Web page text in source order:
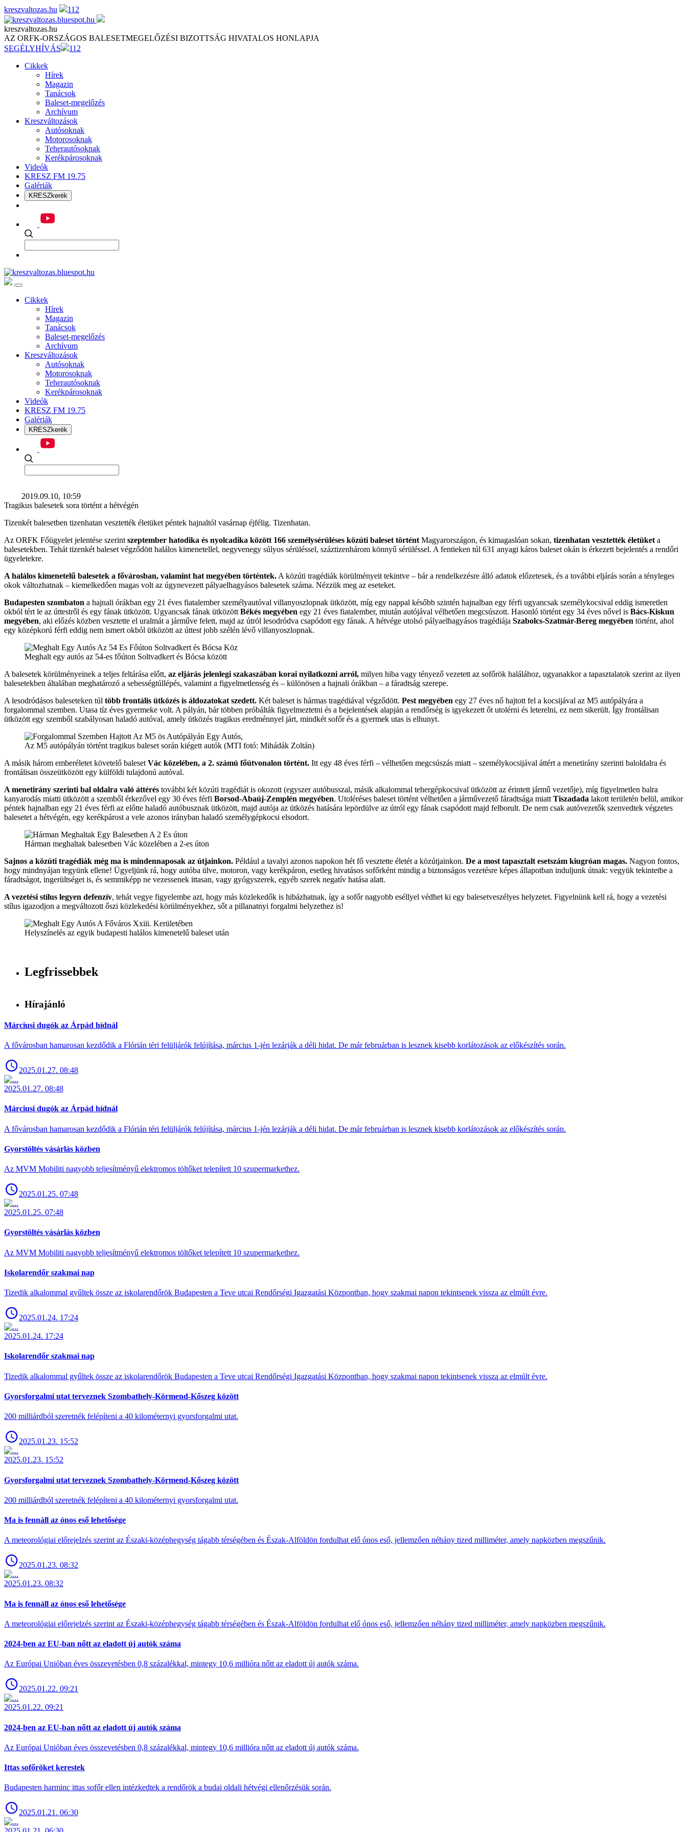
Skip
to
content
kreszvaltozas.hu 112
kreszvaltozas.hu
AZ ORFK-ORSZÁGOS BALESETMEGELŐZÉSI BIZOTTSÁG HIVATALOS HONLAPJA
SEGÉLYHÍVÁS
112
Cikkek
Hírek
Magazin
Tanácsok
Baleset-megelőzés
Archívum
Kreszváltozások
Autósoknak
Motorosoknak
Teherautósoknak
Kerékpárosoknak
Videók
KRESZ FM 19.75
Galériák
KRESZkerék
Cikkek
Hírek
Magazin
Tanácsok
Baleset-megelőzés
Archívum
Kreszváltozások
Autósoknak
Motorosoknak
Teherautósoknak
Kerékpárosoknak
Videók
KRESZ FM 19.75
Galériák
KRESZkerék
2019.09.10, 10:59
Tragikus balesetek sora történt a hétvégén
Tizenkét balesetben tizenhatan vesztették életüket péntek hajnaltól vasárnap éjfélig. Tizenhatan.
Az ORFK Főügyelet jelentése szerint szeptember hatodika és nyolcadika között 166 személysérüléses közúti baleset történt Magyarországon, és kimagaslóan sokan, tizenhatan vesztették életüket a
balesetekben. Tehát tizenkét baleset végződött halálos kimenetellel, negyvenegy súlyos sérüléssel, száztizenhárom könnyű sérüléssel. A fentieken túl 631 anyagi káros baleset okán is érkezett bejelentés a rendőri
ügyeletekre.
A halálos kimenetelű balesetek a fővárosban, valamint hat megyében történtek. A közúti tragédiák körülményeit tekintve – bár a rendelkezésre álló adatok előzetesek, és a további eljárás során a tényleges
okok változhatnak – kiemelkedően magas volt az úgynevezett pályaelhagyásos balesetek száma. Nézzük meg az eseteket.
Budapesten szombaton a hajnali órákban egy 21 éves fiatalember személyautóval villanyoszlopnak ütközött, míg egy nappal később szintén hajnalban egy férfi ugyancsak személykocsival eddig ismeretlen
okból tért le az úttestről és egy fának ütközött. Ugyancsak fának ütközött Békés megyében egy 21 éves fiatalember, miután autójával vélhetően megcsúszott. Hasonló történt egy 34 éves nővel is Bács-Kiskun
megyében, aki előzés közben vesztette el uralmát a járműve felett, majd az útról lesodródva csapódott egy fának. A hétvége utolsó pályaelhagyásos tragédiája Szabolcs-Szatmár-Bereg megyében történt, ahol
egy középkorú férfi eddig nem ismert okból ütközött az úttest jobb szélén lévő villanyoszlopnak.
Meghalt egy autós az 54-es főúton Soltvadkert és Bócsa között
A balesetek körülményeinek a teljes feltárása előtt, az eljárás jelenlegi szakaszában korai nyilatkozni arról, milyen hiba vagy tényező vezetett az sofőrök halálához, ugyanakkor a tapasztalatok szerint az ilyen
balesetekben általában meghatározó a sebességtúllépés, valamint a figyelmetlenség és – különösen a hajnali órákban – a fáradtság szerepe.
A lesodródásos baleseteken túl több frontális ütközés is áldozatokat szedett. Két baleset is hármas tragédiával végződött. Pest megyében egy 27 éves nő hajtott fel a kocsijával az M5 autópályára a
forgalommal szemben. Utasa tíz éves gyermeke volt. A pályán, bár többen próbálták figyelmeztetni és a bejelentések alapján a rendőrség is igyekezett őt utolérni és leterelni, ez nem sikerült. Így frontálisan
ütközött egy szemből szabályosan haladó autóval, amely ütközés tragikus eredménnyel járt, mindkét sofőr és a gyermek utas is elhunyt.
Az M5 autópályán történt tragikus baleset során kiégett autók (MTI fotó: Mihádák Zoltán)
A másik három emberéletet követelő baleset Vác közelében, a 2. számú főútvonalon történt. Itt egy 48 éves férfi – vélhetően megcsúszás miatt – személykocsijával áttért a menetirány szerinti baloldalra és
frontálisan összeütközött egy külföldi tulajdonú autóval.
A menetirány szerinti bal oldalra való áttérés további két közúti tragédiát is okozott (egyszer autóbusszal, másik alkalommal tehergépkocsival ütközött az érintett jármű vezetője), míg figyelmetlen balra
kanyarodás miatti ütközött a szemből érkezővel egy 30 éves férfi Borsod-Abaúj-Zemplén megyében. Utoléréses baleset történt vélhetően a járművezető fáradtsága miatt Tiszadada lakott területén belül, amikor
péntek hajnalban egy 21 éves férfi az előtte haladó autóbusznak ütközött, majd autója az ütközés hatására lepördülve az útról egy fának csapódott majd felborult. De nem csak autóvezetők szenvedtek végzetes
balesetet a hétvégén, egy kerékpárost a vele azonos irányban haladó személygépkocsi elsodort.
Hárman meghaltak balesetben Vác közelében a 2-es úton
Sajnos a közúti tragédiák még ma is mindennaposak az útjainkon. Például a tavalyi azonos napokon hét fő vesztette életét a közútjainkon. De a most tapasztalt esetszám kiugróan magas. Nagyon fontos,
hogy mindnyájan tegyünk ellene! Ügyeljünk rá, hogy autóba ülve, motoron, vagy kerékpáron, esetleg hivatásos sofőrként mindig a biztonságos vezetésre képes állapotban induljunk útnak: vegyük tekintetbe a
fáradtságot, ingerültséget is, és semmiképp ne vezessenek ittasan, vagy gyógyszerek, egyéb szerek negatív hatása alatt.
A vezetési stílus legyen defenzív, tehát vegye figyelembe azt, hogy más közlekedők is hibázhatnak, így a sofőr nagyobb eséllyel védhet ki egy balesetveszélyes helyzetet. Figyelnünk kell rá, hogy a vezetési
stílus igazodjon a megváltozott őszi közlekedési körülményekhez, sőt a pillanatnyi forgalmi helyzethez is!
Helyszínelés az egyik budapesti halálos kimenetelű baleset után
Legfrissebbek
Hírajánló
Márciusi dugók az Árpád hídnál
A fővárosban hamarosan kezdődik a Flórián téri felüljárók felújítása, március 1-jén lezárják a déli hidat. De már februárban is lesznek kisebb korlátozások az előkészítés során.
2025.01.27. 08:48
2025.01.27. 08:48
Márciusi dugók az Árpád hídnál
A fővárosban hamarosan kezdődik a Flórián téri felüljárók felújítása, március 1-jén lezárják a déli hidat. De már februárban is lesznek kisebb korlátozások az előkészítés során.
Gyorstöltés vásárlás közben
Az MVM Mobiliti nagyobb teljesítményű elektromos töltőket telepített 10 szupermarkethez.
2025.01.25. 07:48
2025.01.25. 07:48
Gyorstöltés vásárlás közben
Az MVM Mobiliti nagyobb teljesítményű elektromos töltőket telepített 10 szupermarkethez.
Iskolarendőr szakmai nap
Tizedik alkalommal gyűltek össze az iskolarendőrök Budapesten a Teve utcai Rendőrségi Igazgatási Központban, hogy szakmai napon tekintsenek vissza az elmúlt évre.
2025.01.24. 17:24
2025.01.24. 17:24
Iskolarendőr szakmai nap
Tizedik alkalommal gyűltek össze az iskolarendőrök Budapesten a Teve utcai Rendőrségi Igazgatási Központban, hogy szakmai napon tekintsenek vissza az elmúlt évre.
Gyorsforgalmi utat terveznek Szombathely-Körmend-Kőszeg között
200 milliárdból szeretnék felépíteni a 40 kilométernyi gyorsforgalmi utat.
2025.01.23. 15:52
2025.01.23. 15:52
Gyorsforgalmi utat terveznek Szombathely-Körmend-Kőszeg között
200 milliárdból szeretnék felépíteni a 40 kilométernyi gyorsforgalmi utat.
Ma is fennáll az ónos eső lehetősége
A meteorológiai előrejelzés szerint az Északi-középhegység tágabb térségében és Észak-Alföldön fordulhat elő ónos eső, jellemzően néhány tized milliméter, amely napközben megszűnik.
2025.01.23. 08:32
2025.01.23. 08:32
Ma is fennáll az ónos eső lehetősége
A meteorológiai előrejelzés szerint az Északi-középhegység tágabb térségében és Észak-Alföldön fordulhat elő ónos eső, jellemzően néhány tized milliméter, amely napközben megszűnik.
2024-ben az EU-ban nőtt az eladott új autók száma
Az Európai Unióban éves összevetésben 0,8 százalékkal, mintegy 10,6 millióra nőtt az eladott új autók száma.
2025.01.22. 09:21
2025.01.22. 09:21
2024-ben az EU-ban nőtt az eladott új autók száma
Az Európai Unióban éves összevetésben 0,8 százalékkal, mintegy 10,6 millióra nőtt az eladott új autók száma.
Ittas sofőröket kerestek
Budapesten harminc ittas sofőr ellen intézkedtek a rendőrök a budai oldali hétvégi ellenőrzésük során.
2025.01.21. 06:30